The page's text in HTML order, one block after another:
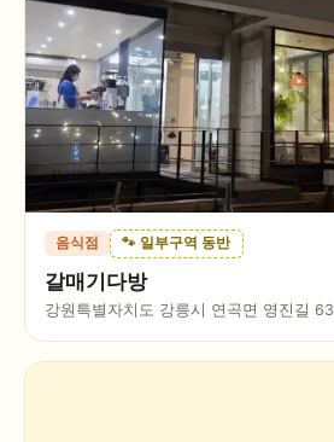
음식점 🐾 일부구역 동반
갈매기다방
강원특별자치도 강릉시 연곡면 영진길 63